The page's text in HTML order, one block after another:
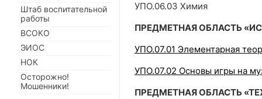
УПО.06.03 Химия
ПРЕДМЕТНАЯ ОБЛАСТЬ
УПО.07.01 Элементарная
УПО.07.02 Основы игры на
ПРЕДМЕТНАЯ ОБЛАСТЬ
Штаб воспитательной
работы
ВСОКО
ЭИОС
НОК
Осторожно!
Мошенники!